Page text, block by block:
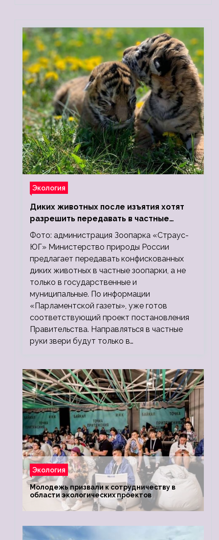
Экология
Диких животных после изъятия хотят
разрешить передавать в частные
зоопарки
Фото: администрация Зоопарка «Страус-
ЮГ» Министерство природы России
предлагает передавать конфискованных
диких животных в частные зоопарки, а не
только в государственные и
муниципальные. По информации
«Парламентской газеты», уже готов
соответствующий проект постановления
Правительства. Направляться в частные
руки звери будут только в…
Экология
Молодежь призвали к сотрудничеству в
области экологических проектов